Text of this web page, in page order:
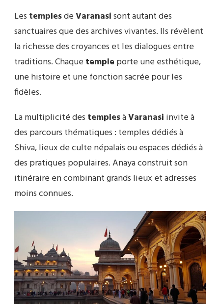
Les templesdeVaranasisont autant des
sanctuaires que des archives vivantes. Ils révèlent
la richesse des croyances et les dialogues entre
traditions. Chaque temple porte une esthétique,
une histoire et une fonction sacrée pour les
fidèles.
La multiplicité des templesàVaranasi invite à
des parcours thématiques : temples dédiés à
Shiva, lieux de culte népalais ou espaces dédiés à
des pratiques populaires. Anaya construit son
itinéraire en combinant grands lieux et adresses
moins connues.